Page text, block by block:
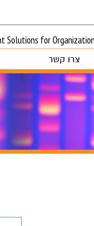
Solutions for
צרו קשר